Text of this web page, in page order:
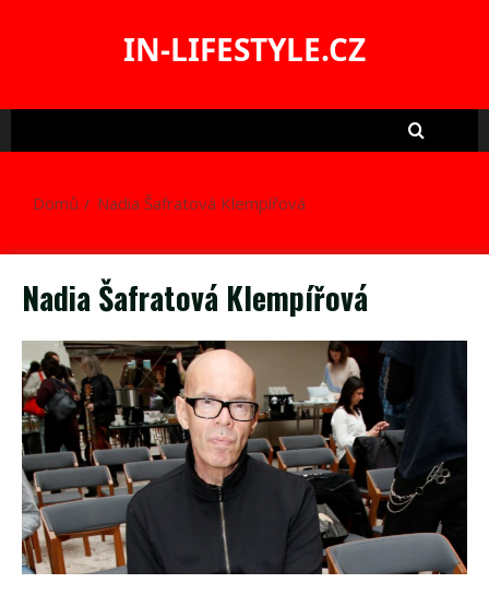
IN-LIFESTYLE.CZ
Domů Nadia Šafratová Klempířová
Nadia Šafratová Klempířová